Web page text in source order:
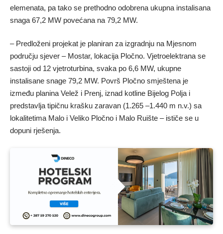
elemenata, pa tako se prethodno odobrena ukupna instalisana
snaga 67,2 MW povećana na 79,2 MW.
– Predloženi projekat je planiran za izgradnju na Mjesnom
području sjever – Mostar, lokacija Pločno. Vjetroelektrana se
sastoji od 12 vjetroturbina, svaka po 6,6 MW, ukupne
instalisane snage 79,2 MW. Površ Pločno smještena je
između planina Velež i Prenj, iznad kotline Bijelog Polja i
predstavlja tipičnu krašku zaravan (1.265 –1.440 m n.v.) sa
lokalitetima Malo i Veliko Pločno i Malo Ruište – ističe se u
dopuni rješenja.